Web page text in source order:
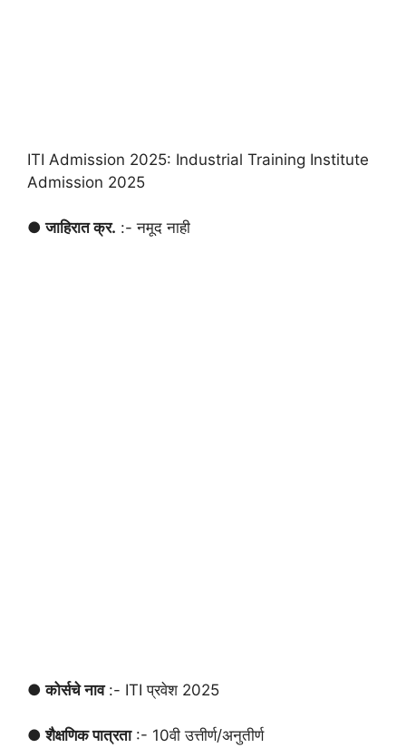
ITI Admission 2025: Industrial Training Institute
Admission 2025
● जाहिरात क्र. :- नमूद नाही
● कोर्सचे नाव:- ITI प्रवेश 2025
● शैक्षणिक पात्रता:- 10वी उत्तीर्ण/अनुतीर्ण